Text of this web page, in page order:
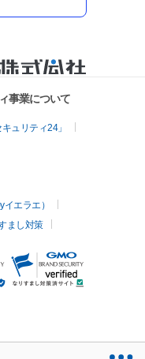
事業について
ュリティ24」
エラエ）
まし対策